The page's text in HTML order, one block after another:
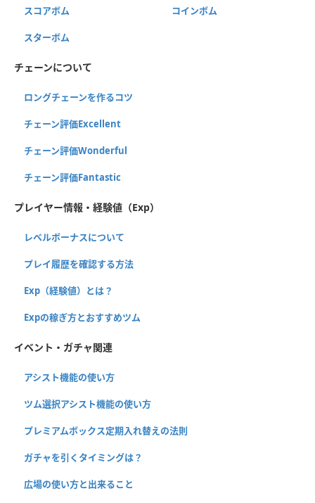
スコアボム コインボム
スターボム
チェーンについて
ロングチェーンを作るコツ
チェーン評価Excellent
チェーン評価Wonderful
チェーン評価Fantastic
プレイヤー情報・経験値（Exp）
レベルボーナスについて
プレイ履歴を確認する方法
Exp（経験値）とは？
Expの稼ぎ方とおすすめツム
イベント・ガチャ関連
アシスト機能の使い方
ツム選択アシスト機能の使い方
プレミアムボックス定期入れ替えの法則
ガチャを引くタイミングは？
広場の使い方と出来ること